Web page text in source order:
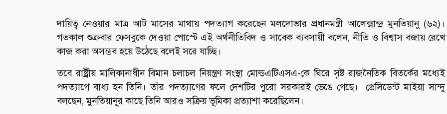
দায়িত্ব নেওয়ার মাত্র আট মাসের মাথায় পদত্যাগ করেছেন মলদোভার প্রধানমন্ত্রী আলেক্সান্দ্র মুনতিয়ানু (৬২)।
গতকাল শুক্রবার ফেসবুকে দেওয়া পোস্টে এই অর্থনীতিবিদ ও সাবেক ব্যবসায়ী বলেন, নীতি ও বিশ্বাস বজায় রেখে
কাজ করা অসম্ভব হয়ে উঠেছে বলেই সরে যাচ্ছি।
তবে রাষ্ট্রীয় মালিকানাধীন বিমান চলাচল নিয়ন্ত্রণ সংস্থা মোল্ডএটিএসএ-কে ঘিরে সৃষ্ট রাজনৈতিক বিতর্কের মধ্যেই
পদত্যাগে বাধ্য হন তিনি। তাঁর পদত্যাগের ফলে দেশটির পুরো সরকারই ভেঙে গেছে। প্রেসিডেন্ট মাইয়া সান্দু
বলছেন, মুনতিয়ানুর কাছে তিনি আরও সক্রিয় ভূমিকা প্রত্যাশা করেছিলেন।